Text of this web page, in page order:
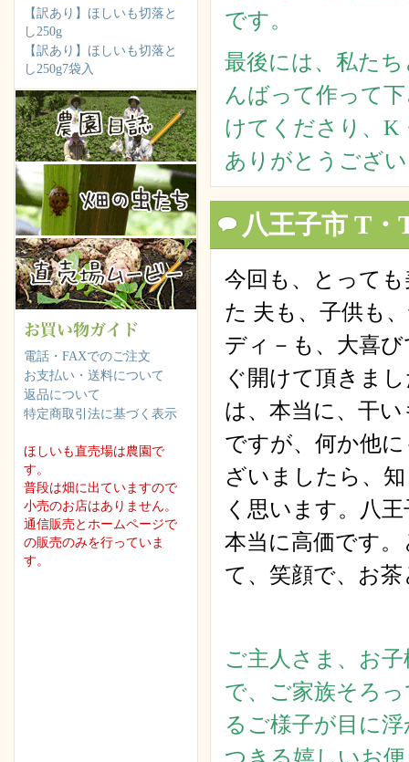
です。
最後には、私た
んばって作って
けてくださり、K
ありがとうござ
八王子市 T
今回も、とって
た 夫も、子供も
ディ－も、大喜
ぐ開けて頂きま
は、本当に、干
ですが、何か他
ざいましたら、
く思います。八
本当に高価です
て、笑顔で、お
ご主人さま、お
で、ご家族そろ
るご様子が目に
つきる嬉しいお
【訳あり】ほしいも切落と
し250g
【訳あり】ほしいも切落と
し250g7袋入
電話・FAXでのご注文
お支払い・送料について
返品について
特定商取引法に基づく表示
ほしいも直売場は農園で
す。
普段は畑に出ていますので
小売のお店はありません。
通信販売とホームページで
の販売のみを行っていま
す。